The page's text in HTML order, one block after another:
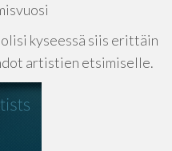
kyseessä siis erittäin
artistien etsimiselle.